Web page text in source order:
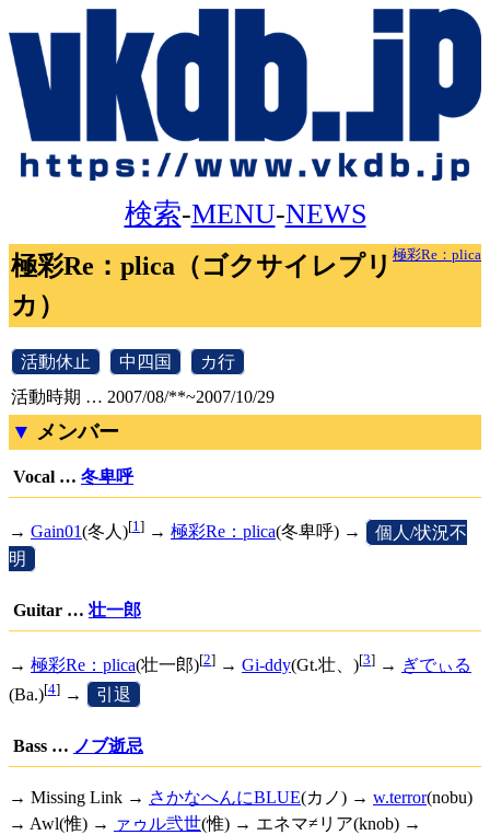
検索-MENU-NEWS
極彩Re：plica
極彩Re：plica（ゴクサイレプリ
カ）
活動休止 中四国 カ行
活動時期 … 2007/08/**~2007/10/29
メンバー
Vocal … 冬卑呼
→ Gain01(冬人)[1] → 極彩Re：plica(冬卑呼) →
個人/状況不
明
Guitar …壮一郎
→ 極彩Re：plica(壮一郎)[2] → Gi-ddy(Gt.壮、)[3] → ぎでぃる
(Ba.)[4] → 引退
Bass … ノブ逝忌
→ Missing Link → さかなへんにBLUE(カノ) → w.terror(nobu)
→ Awl(惟) → ァゥル弐世(惟) → エネマ≠リア(knob) →